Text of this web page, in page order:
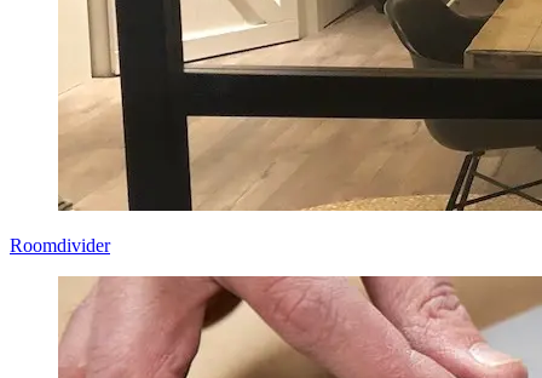
Roomdivider